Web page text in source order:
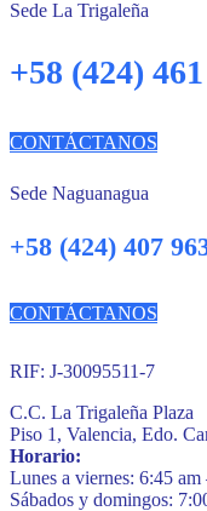
Sede La Trigaleña
+58 (424)
CONTÁCTANOS
Sede Naguanagua
+58 (424) 407
CONTÁCTANOS
RIF: J-30095511-7
C.C. La Trigaleña Plaza
Piso 1, Valencia, Edo.
Horario:
Lunes a viernes: 6:45
Sábados y domingos: